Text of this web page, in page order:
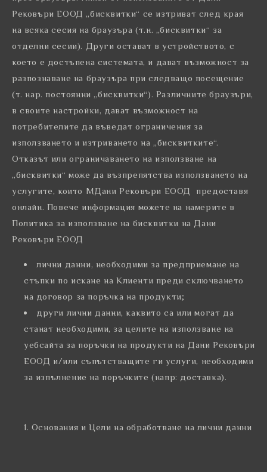
Рековъри ЕООД „бисквитки“ се изтриват след края
на всяка сесия на браузъра (т.н. „бисквитки“ за
отделни сесии). Други остават в устройството, с
което е достъпена системата, и дават възможност за
разпознаване на браузъра при следващо посещение
(т. нар. постоянни „бисквитки“). Различните браузъри,
в своите настройки, дават възможност на
потребителите да въведат ограничения за
използването и изтриването на „бисквитките“.
Отказът или ограничаването на използване на
„бисквитки“ може да възпрепятства използването на
услугите, които МДани Рековъри ЕООД предоставя
онлайн. Повече информация можете на намерите в
Политика за използване на бисквитки на Дани
Рековъри ЕООД
лични данни, необходими за предприемане на
стъпки по искане на Клиенти преди сключването
на договор за поръчка на продукти;
други лични данни, каквито са или могат да
станат необходими, за целите на използване на
уебсайта за поръчки на продукти на Дани Рековъри
ЕООД и/или съпътстващите ги услуги, необходими
за изпълнение на поръчките (напр: доставка).
Основания и Цели на обработване на лични данни